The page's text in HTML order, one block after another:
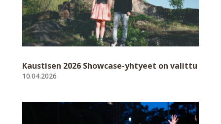
Kaustisen 2026 Showcase-yhtyeet on valittu
10.04.2026